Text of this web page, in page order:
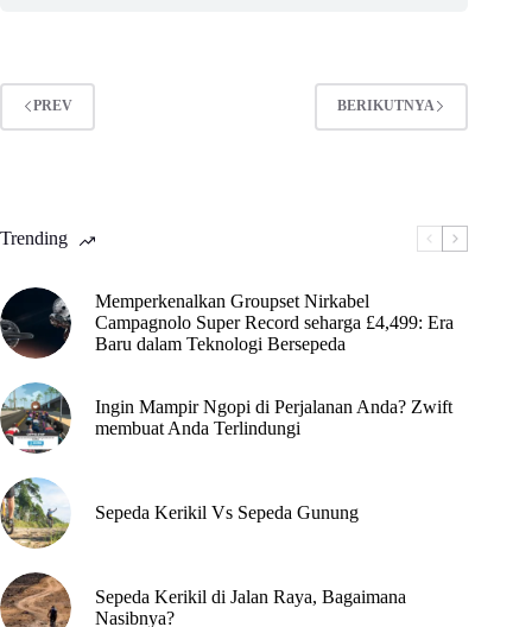
PREV BERIKUTNYA
Trending
Memperkenalkan Groupset Nirkabel
Campagnolo Super Record seharga £4,499: Era
Baru dalam Teknologi Bersepeda
Ingin Mampir Ngopi di Perjalanan Anda? Zwift
membuat Anda Terlindungi
Sepeda Kerikil Vs Sepeda Gunung
Sepeda Kerikil di Jalan Raya, Bagaimana
Nasibnya?